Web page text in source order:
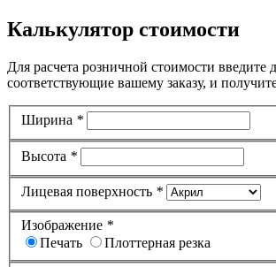
Калькулятор стоимости
Для расчета розничной стоимости введите
соответствующие вашему заказу, и
Ширина *
Высота *
Лицевая поверхность *
Изображение *
Печать
Плоттерная резка